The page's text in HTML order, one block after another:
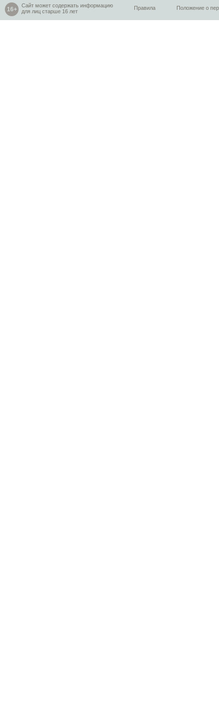
Сайт может содержать информацию
для лиц старше 16 лет
Правила Положение о